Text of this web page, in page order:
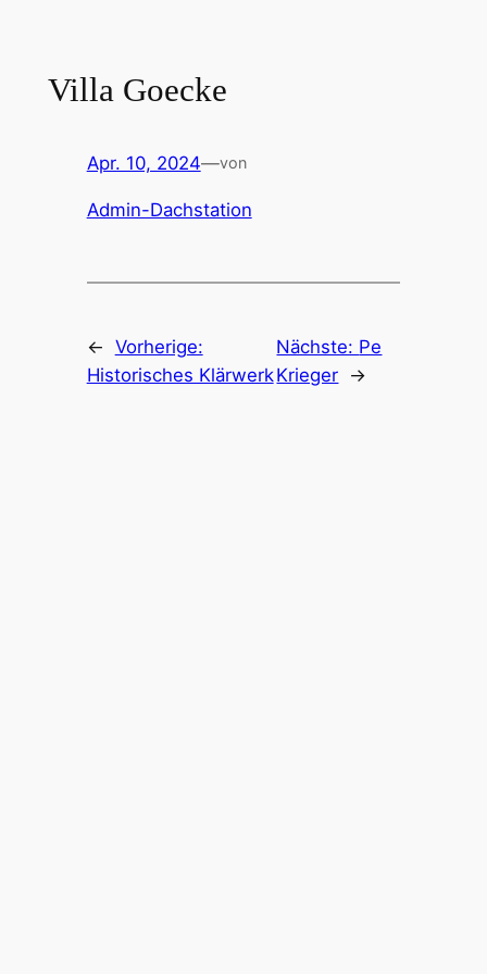
springen
Villa Goecke
Apr. 10, 2024—von
Admin-Dachstation
← Vorherige:
Historisches Klärwerk
Nächste: Pe
Krieger →